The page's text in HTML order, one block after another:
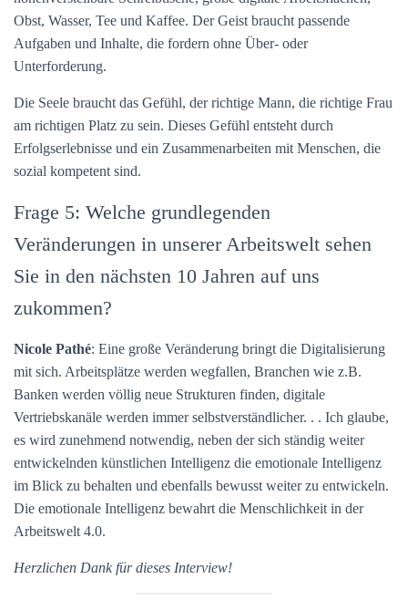
Obst, Wasser, Tee und Kaffee. Der Geist braucht passende
Aufgaben und Inhalte, die fordern ohne Über- oder
Unterforderung.
Die Seele braucht das Gefühl, der richtige Mann, die richtige Frau
am richtigen Platz zu sein. Dieses Gefühl entsteht durch
Erfolgserlebnisse und ein Zusammenarbeiten mit Menschen, die
sozial kompetent sind.
Frage 5: Welche grundlegenden
Veränderungen in unserer Arbeitswelt sehen
Sie in den nächsten 10 Jahren auf uns
zukommen?
Nicole Pathé: Eine große Veränderung bringt die Digitalisierung
mit sich. Arbeitsplätze werden wegfallen, Branchen wie z.B.
Banken werden völlig neue Strukturen finden, digitale
Vertriebskanäle werden immer selbstverständlicher. . . Ich glaube,
es wird zunehmend notwendig, neben der sich ständig weiter
entwickelnden künstlichen Intelligenz die emotionale Intelligenz
im Blick zu behalten und ebenfalls bewusst weiter zu entwickeln.
Die emotionale Intelligenz bewahrt die Menschlichkeit in der
Arbeitswelt 4.0.
Herzlichen Dank für dieses Interview!